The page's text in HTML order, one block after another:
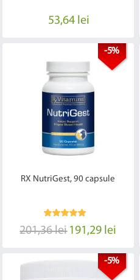
53,64 lei
-5%
RX NutriGest, 90 capsule
201,36 lei 191,29 lei
-5%